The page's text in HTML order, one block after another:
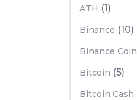
ATH (1)
Binance (10)
Binance Coin
Bitcoin (5)
Bitcoin Cash